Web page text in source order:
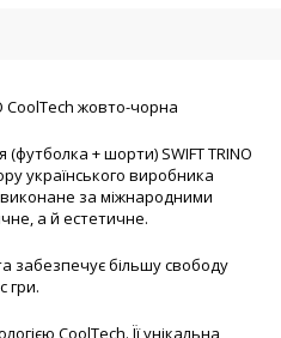
CoolTech жовто-чорна
(футболка + шорти) SWIFT TRINO
українського виробника
виконане за міжнародними
а й естетичне.
забезпечує більшу свободу
гри.
CoolTech. Її унікальна